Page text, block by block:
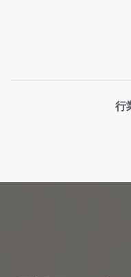
行